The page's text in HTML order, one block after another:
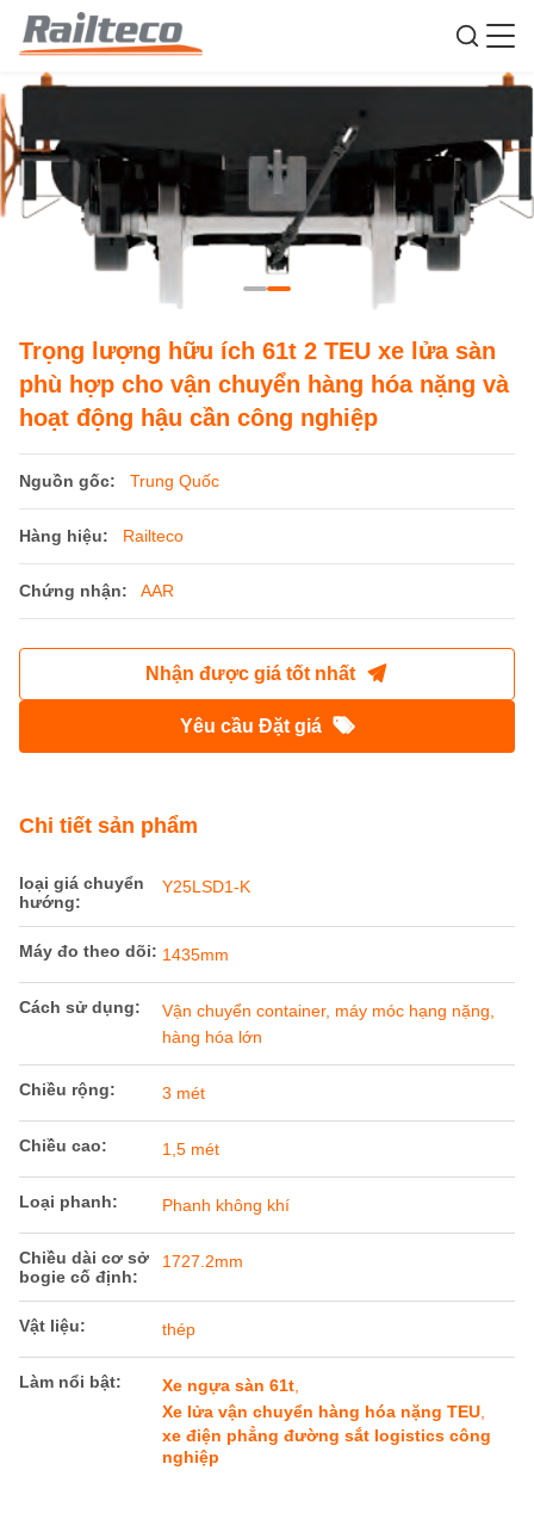
Trọng lượng hữu ích 61t 2 TEU xe lửa sàn
phù hợp cho vận chuyển hàng hóa nặng và
hoạt động hậu cần công nghiệp
Nguồn gốc: Trung Quốc
Hàng hiệu: Railteco
Chứng nhận: AAR
Nhận được giá tốt nhất
Yêu cầu Đặt giá
Chi tiết sản phẩm
loại giá chuyển
hướng:
Y25LSD1-K
Máy đo theo dõi: 1435mm
Cách sử dụng:
Vận chuyển container, máy móc hạng nặng,
hàng hóa lớn
Chiều rộng: 3 mét
Chiều cao: 1,5 mét
Loại phanh: Phanh không khí
Chiều dài cơ sở
bogie cố định:
1727.2mm
Vật liệu: thép
Làm nổi bật: Xe ngựa sàn 61t
Xe lửa vận chuyển hàng hóa nặng TEU
xe điện phẳng đường sắt logistics công
nghiệp